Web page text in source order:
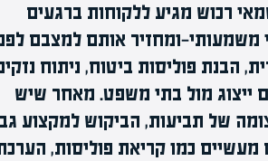
רכוש מגיע ללקוחות ברגעים
אותם למצבם
הבנת פוליסות ביטוח, ניתוח
ייצוג מול בתי משפט. מאחר שיש
של תביעות, הביקוש למקצוע
כמו קריאת פוליסות,